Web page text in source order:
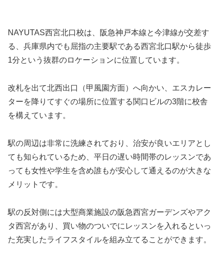
NAYUTAS西宮北口校は、阪急神戸本線と今津線が交差す
る、兵庫県内でも屈指の主要駅である西宮北口駅から徒歩
1分という抜群のロケーションに位置しています。
改札を出て北西出口（甲風園方面）へ向かい、エスカレー
ターを降りてすぐの場所に位置する関口ビルの3階に校舎
を構えています。
駅の周辺は非常に洗練されており、治安が良いエリアとし
ても知られているため、平日の遅い時間帯のレッスンであ
っても女性や学生を含め誰もが安心して通えるのが大きな
メリットです。
駅の反対側には大型商業施設の阪急西宮ガーデンズやアク
タ西宮があり、買い物のついでにレッスンを入れるといっ
た充実したライフスタイルを組み立てることができます。